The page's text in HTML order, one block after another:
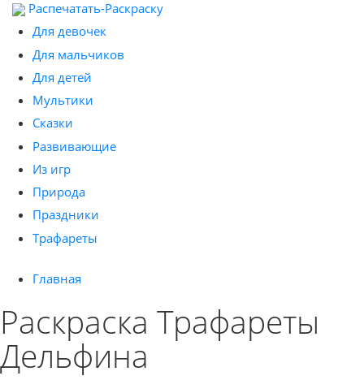
Распечатать-Раскраску
Для девочек
Для мальчиков
Для детей
Мультики
Сказки
Развивающие
Из игр
Природа
Праздники
Трафареты
Главная
Раскраска Трафареты
Дельфина